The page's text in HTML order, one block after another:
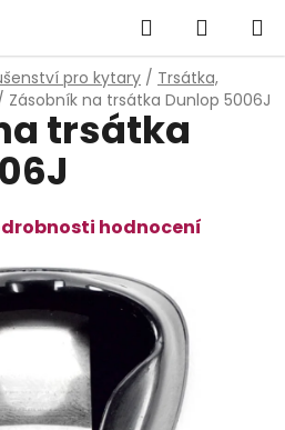
Hledat
KOŠÍK
pro kytary / Trsátka,
Zásobník na trsátka Dunlop 5006J
trsátka
hodnocení